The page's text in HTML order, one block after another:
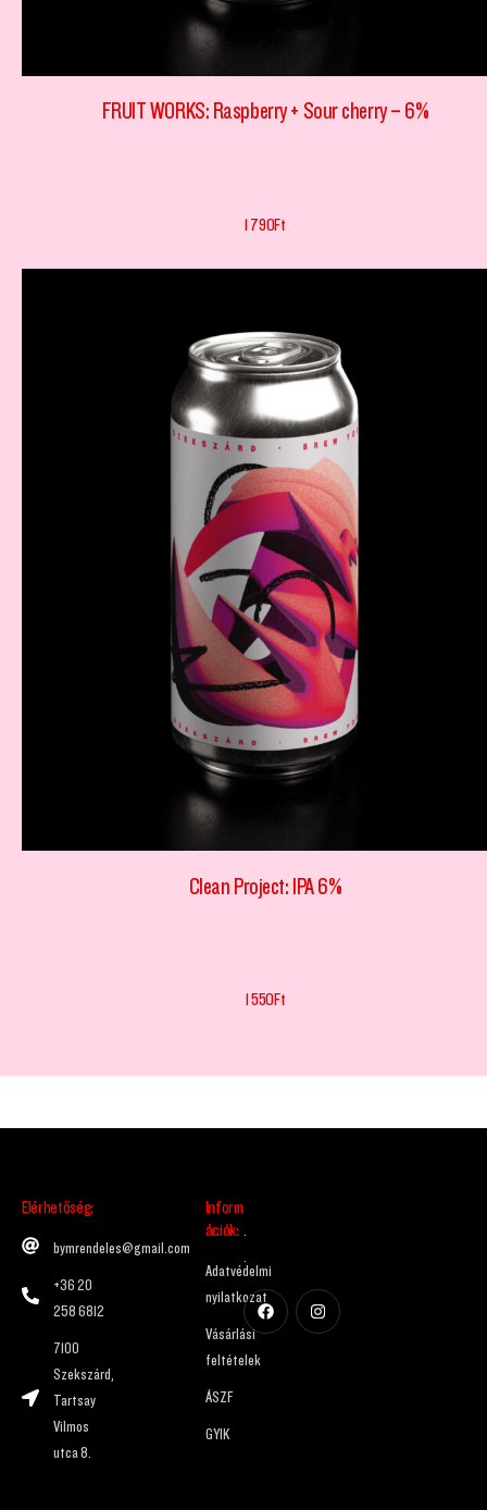
FRUIT WORKS: Raspberry + Sour cherry – 6%
1 790Ft
Clean Project: IPA 6%
1 550Ft
Elérhetőség:
bymrendeles@gmail.com
+36 20
258 6812
7100
Szekszárd,
Tartsay
Vilmos
utca 8.
Inform
ációk:
Adatvédelmi
nyilatkozat
Vásárlási
feltételek
ÁSZF
GYIK